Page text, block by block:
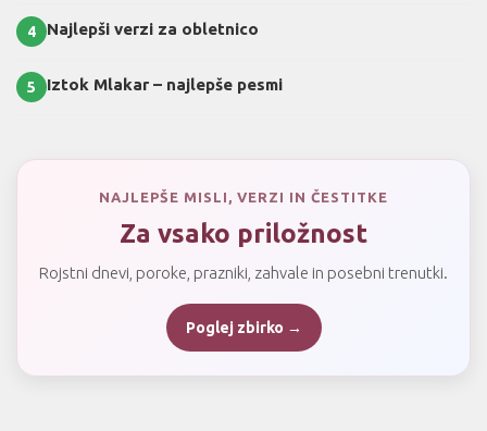
4 Najlepši verzi za obletnico
5 Iztok Mlakar – najlepše pesmi
NAJLEPŠE MISLI, VERZI IN ČESTITKE
Za vsako priložnost
Rojstni dnevi, poroke, prazniki, zahvale in posebni trenutki.
Poglej zbirko →